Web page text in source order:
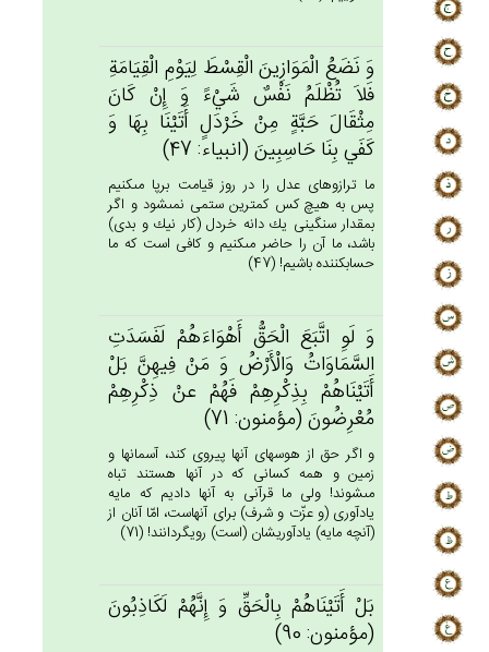
وَ نَضَع‌ُ الْمَوَازِين‌َ الْقِسْط‌َ لِيَوْم‌ِ الْقِيَامَة‌ِ
فَلاَ تُظْلَم‌ُ نَفْس‌ٌ شَيْءً وَ إِنْ‌ كَان‌َ
مِثْقَال‌َ حَبَّة‌ٍ مِن‌ْ خَرْدَل‌ٍ أَتَيْنَا بِهَا وَ
كَفَي‌ بِنَا حَاسِبِين‌َ (انبياء: 47)
ما ترازوهاى عدل را در روز قيامت برپا مى‏كنيم
پس به هيچ كس كمترين ستمى نمى‏شود و اگر
بمقدار سنگينى يك دانه خردل (كار نيك و بدى)
باشد، ما آن را حاضر مى‏كنيم و كافى است كه ما
حساب‏كننده باشيم! (47)
وَ لَوِ اتَّبَع‌َ الْحَق‌ُّ أَهْوَاءَهُم‌ْ لَفَسَدَت‌ِ
السَّمَاوَات‌ُ وَالْأَرْض‌ُ وَ مَنْ‌ فِيهِن‌َّ بَل‌ْ
أَتَيْنَاهُمْ‌ بِذِكْرِهِم‌ْ فَهُم‌ْ عنْ‌ ذِكْرِهِمْ‌
مُعْرِضُون‌َ (مؤمنون: 71)
و اگر حق از هوسهاى آنها پيروى كند، آسمانها و
زمين و همه كسانى كه در آنها هستند تباه
مى‏شوند! ولى ما قرآنى به آنها داديم كه مايه
يادآورى (و عزّت و شرف) براى آنهاست، امّا آنان از
(آنچه مايه) يادآوريشان (است) رويگردانند! (71)
بَل‌ْ أَتَيْنَاهُمْ‌ بِالْحَق‌ِّ وَ إِنَّهُم‌ْ لَكَاذِبُون‌َ
(مؤمنون: 90)